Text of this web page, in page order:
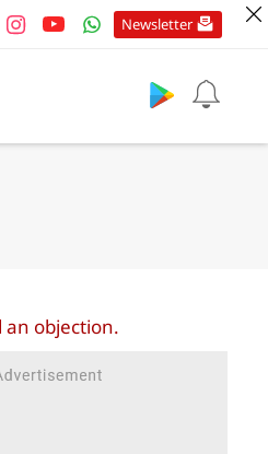
Newsletter
an objection.